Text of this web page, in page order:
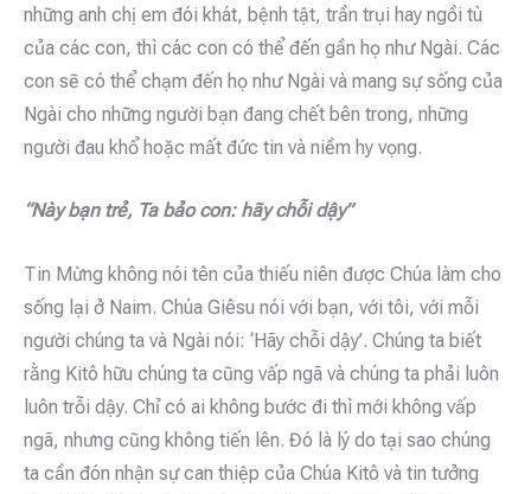
những anh chị em đói khát, bệnh tật, trần trụi hay ngồi tù
của các con, thì các con có thể đến gần họ như Ngài. Các
con sẽ có thể chạm đến họ như Ngài và mang sự sống của
Ngài cho những người bạn đang chết bên trong, những
người đau khổ hoặc mất đức tin và niềm hy vọng.
“Này bạn trẻ, Ta bảo con: hãy chỗi dậy”
Tin Mừng không nói tên của thiếu niên được Chúa làm cho
sống lại ở Naim. Chúa Giêsu nói với bạn, với tôi, với mỗi
người chúng ta và Ngài nói: ‘Hãy chỗi dậy’. Chúng ta biết
rằng Kitô hữu chúng ta cũng vấp ngã và chúng ta phải luôn
luôn trỗi dậy. Chỉ có ai không bước đi thì mới không vấp
ngã, nhưng cũng không tiến lên. Đó là lý do tại sao chúng
ta cần đón nhận sự can thiệp của Chúa Kitô và tin tưởng